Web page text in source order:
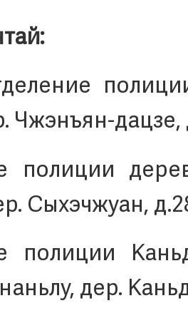
Чжэнъян-дацзе,
полиции
Сыхэчжуан,
полиции
дер.